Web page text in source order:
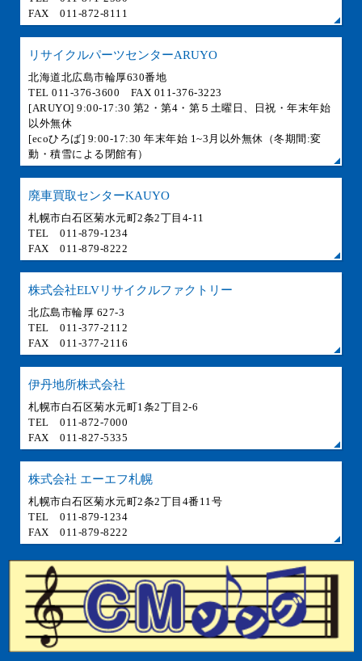
FAX 011-872-8111
リサイクルパーツセンターARUYO
北海道北広島市輪厚630番地
TEL 011-376-3600 FAX 011-376-3223
[ARUYO] 9:00-17:30 第2・第4・第５土曜日、日祝・年末年始
以外無休
[ecoひろば] 9:00-17:30 年末年始 1~3月以外無休（冬期間:変
動・積雪による閉館有）
廃車買取センターKAUYO
札幌市白石区菊水元町2条2丁目4-11
TEL 011-879-1234
FAX 011-879-8222
株式会社ELVリサイクルファクトリー
北広島市輪厚 627-3
TEL 011-377-2112
FAX 011-377-2116
伊丹地所株式会社
札幌市白石区菊水元町1条2丁目2-6
TEL 011-872-7000
FAX 011-827-5335
株式会社 エーエフ札幌
札幌市白石区菊水元町2条2丁目4番11号
TEL 011-879-1234
FAX 011-879-8222